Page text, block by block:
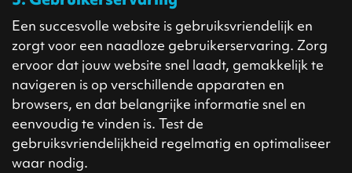
Een succesvolle website is gebruiksvriendelijk en
zorgt voor een naadloze gebruikerservaring. Zorg
ervoor dat jouw website snel laadt, gemakkelijk te
navigeren is op verschillende apparaten en
browsers, en dat belangrijke informatie snel en
eenvoudig te vinden is. Test de
gebruiksvriendelijkheid regelmatig en optimaliseer
waar nodig.